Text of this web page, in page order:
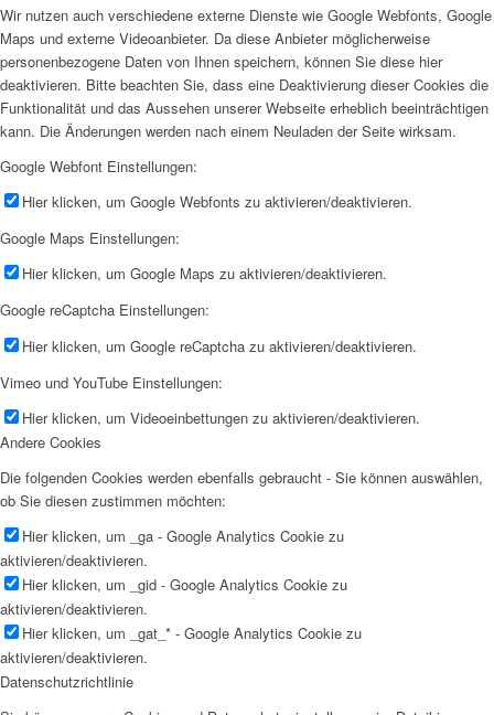
Wir nutzen auch verschiedene externe Dienste wie Google Webfonts, Google
Maps und externe Videoanbieter. Da diese Anbieter möglicherweise
personenbezogene Daten von Ihnen speichern, können Sie diese hier
deaktivieren. Bitte beachten Sie, dass eine Deaktivierung dieser Cookies die
Funktionalität und das Aussehen unserer Webseite erheblich beeinträchtigen
kann. Die Änderungen werden nach einem Neuladen der Seite wirksam.
Google Webfont Einstellungen:
Hier klicken, um Google Webfonts zu aktivieren/deaktivieren.
Google Maps Einstellungen:
Hier klicken, um Google Maps zu aktivieren/deaktivieren.
Google reCaptcha Einstellungen:
Hier klicken, um Google reCaptcha zu aktivieren/deaktivieren.
Vimeo und YouTube Einstellungen:
Hier klicken, um Videoeinbettungen zu aktivieren/deaktivieren.
Andere Cookies
Die folgenden Cookies werden ebenfalls gebraucht - Sie können auswählen,
ob Sie diesen zustimmen möchten:
Hier klicken, um _ga - Google Analytics Cookie zu
aktivieren/deaktivieren.
Hier klicken, um _gid - Google Analytics Cookie zu
aktivieren/deaktivieren.
Hier klicken, um _gat_* - Google Analytics Cookie zu
aktivieren/deaktivieren.
Datenschutzrichtlinie